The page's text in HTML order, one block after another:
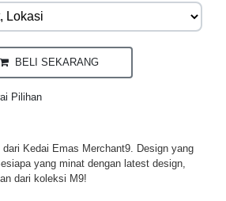
BELI SEKARANG
Pilihan
Kedai Emas Merchant9. Design yang
yang minat dengan latest design,
dari koleksi M9!